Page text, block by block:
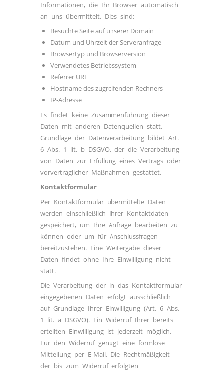
Informationen, die Ihr Browser automatisch
an uns übermittelt. Dies sind:
Besuchte Seite auf unserer Domain
Datum und Uhrzeit der Serveranfrage
Browsertyp und Browserversion
Verwendetes Betriebssystem
Referrer URL
Hostname des zugreifenden Rechners
IP-Adresse
Es findet keine Zusammenführung dieser
Daten mit anderen Datenquellen statt.
Grundlage der Datenverarbeitung bildet Art.
6 Abs. 1 lit. b DSGVO, der die Verarbeitung
von Daten zur Erfüllung eines Vertrags oder
vorvertraglicher Maßnahmen gestattet.
Kontaktformular
Per Kontaktformular übermittelte Daten
werden einschließlich Ihrer Kontaktdaten
gespeichert, um Ihre Anfrage bearbeiten zu
können oder um für Anschlussfragen
bereitzustehen. Eine Weitergabe dieser
Daten findet ohne Ihre Einwilligung nicht
statt.
Die Verarbeitung der in das Kontaktformular
eingegebenen Daten erfolgt ausschließlich
auf Grundlage Ihrer Einwilligung (Art. 6 Abs.
1 lit. a DSGVO). Ein Widerruf Ihrer bereits
erteilten Einwilligung ist jederzeit möglich.
Für den Widerruf genügt eine formlose
Mitteilung per E-Mail. Die Rechtmäßigkeit
der bis zum Widerruf erfolgten